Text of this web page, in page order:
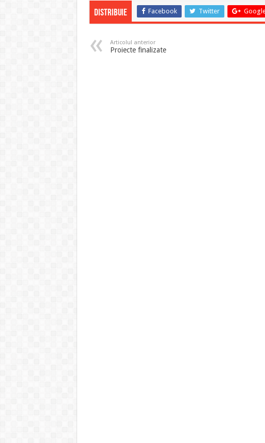
Distribuie Facebook Twitter
Articolul anterior
Proiecte finalizate